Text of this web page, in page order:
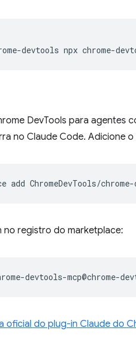
devtools npx
DevTools para agentes
no Claude Code. Adicione
add
no registro do marketplace:
oficial do plug-in Claude do